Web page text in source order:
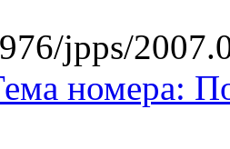
jpps/
номера: